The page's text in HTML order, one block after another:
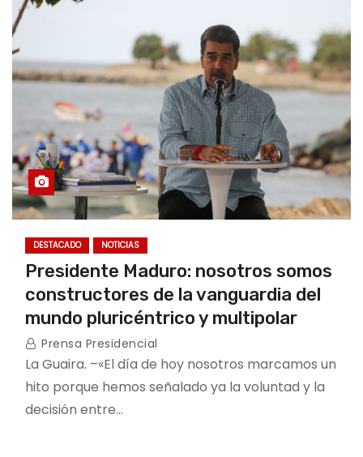
DESTACADO NOTICIAS
Presidente Maduro: nosotros somos
constructores de la vanguardia del
mundo pluricéntrico y multipolar
Prensa Presidencial
La Guaira. –«El día de hoy nosotros marcamos un
hito porque hemos señalado ya la voluntad y la
decisión entre…